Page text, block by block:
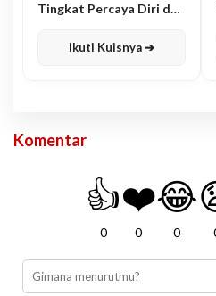
Tingkat Percaya Diri dan
Ikuti Kuisnya ➔
Komentar
👍
0
❤️
0
😂
0